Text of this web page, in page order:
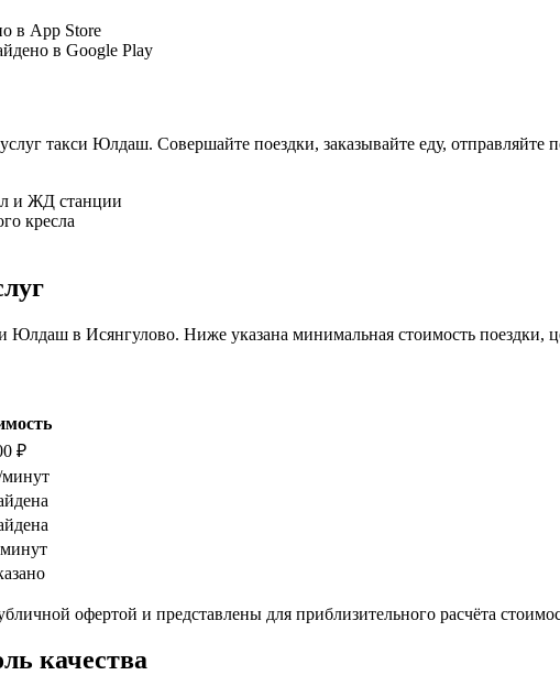
в App Store
в Google Play
такси Юлдаш. Совершайте поездки, заказывайте еду, отправляйте
и ЖД станции
кресла
в Исянгулово. Ниже указана минимальная стоимость поездки,
₽
офертой и представлены для приблизительного расчёта
качества